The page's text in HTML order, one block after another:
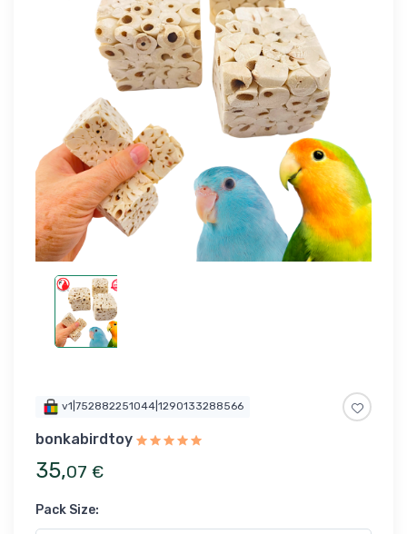
v1|752882251044|1290133288566
bonkabirdtoy
35,07 €
Pack Size: